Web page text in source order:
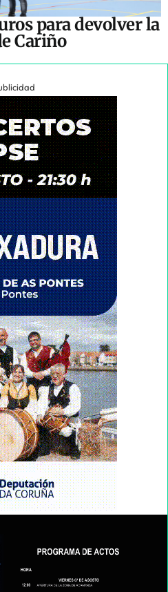
para devolver la
Cariño